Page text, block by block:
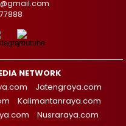
NETWORK
Jatengraya.com
Kalimantanraya.com
Nusraraya.com